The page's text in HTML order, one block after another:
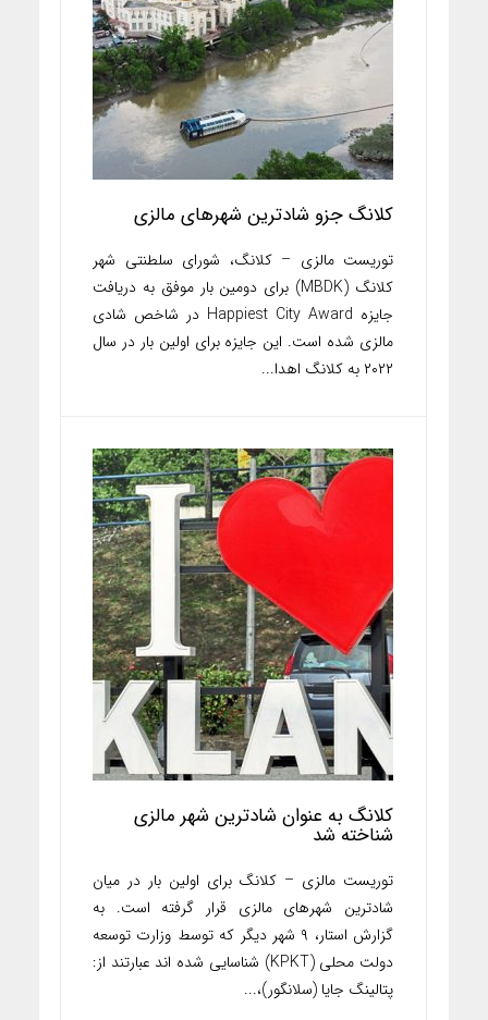
کلانگ جزو شادترین شهرهای مالزی
توریست مالزی – کلانگ، شورای سلطنتی شهر
کلانگ (MBDK) برای دومین بار موفق به دریافت
جایزه Happiest City Award در شاخص شادی
مالزی شده است. این جایزه برای اولین بار در سال
۲۰۲۲ به کلانگ اهدا...
کلانگ به عنوان شادترین شهر مالزی
شناخته شد
توریست مالزی – کلانگ برای اولین بار در میان
شادترین شهرهای مالزی قرار گرفته است. به
گزارش استار، ۹ شهر دیگر که توسط وزارت توسعه
دولت محلی (KPKT) شناسایی شده اند عبارتند از:
پتالینگ جایا (سلانگور)،...